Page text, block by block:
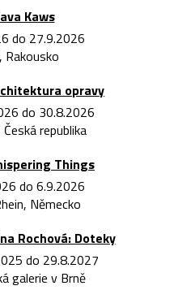
Kaws
do 27.9.2026
Rakousko
opravy
do 30.8.2026
republika
Things
do 6.9.2026
Německo
Rochová: Doteky
do 29.8.2027
galerie v Brně